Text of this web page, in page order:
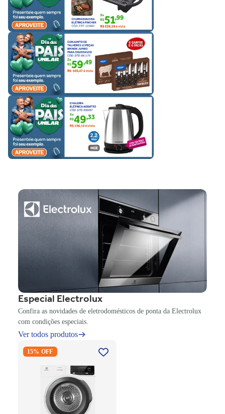
Especial Electrolux
Confira as novidades de eletrodomésticos de ponta da Electrolux
com condições especiais.
Ver todos produtos
Premium Care 12Kg com
Branco 220V
15% OFF